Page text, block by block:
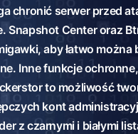
chronić serwer przed
Snapshot Center oraz
aby łatwo można
Inne funkcje
to możliwość
kont
z czarnymi i białymi